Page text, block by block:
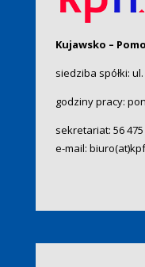
Kujawsko –
siedziba spółki:
godziny pracy:
sekretariat: 56
e-mail: